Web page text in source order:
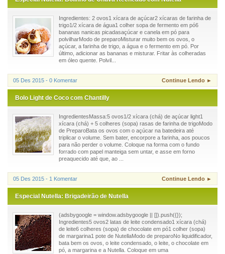
Ingredientes: 2 ovos1 xícara de açúcar2 xícaras de farinha de
trigo1/2 xícara de água1 colher sopa de fermento em pó6
bananas nanicas picadasaçúcar e canela em pó para
polvilharModo de preparoMisturar muito bem os ovos, o
açúcar, a farinha de trigo, a água e o fermento em pó. Por
último, adicionar as bananas e misturar. Fritar às colheradas
em óleo quente. Polvil...
05 Des 2015 - 0 Komentar Continue Lendo ►
Bolo Light de Coco com Chantilly
IngredientesMassa:5 ovos1/2 xícara (chá) de açúcar light1
xícara (chá) + 5 colheres (sopa) rasas de farinha de trigoModo
de PreparoBata os ovos com o açúcar na batedeira até
triplicar o volume. Sem bater, encorpore a farinha, aos poucos
para não perder o volume. Coloque na forma com o fundo
forrado com papel manteiga sem untar, e asse em forno
preaquecido até que, ao ...
05 Des 2015 - 1 Komentar Continue Lendo ►
Especial Nutella: Brigadeirão de Nutella
(adsbygoogle = window.adsbygoogle || []).push({});
Ingredientes5 ovos2 latas de leite condensado1 xícara (chá)
de leite6 colheres (sopa) de chocolate em pó1 colher (sopa)
de margarina1 pote de NutellaModo de preparoNo liquidificador,
bata bem os ovos, o leite condensado, o leite, o chocolate em
pó, a margarina e a Nutella. Coloque em uma